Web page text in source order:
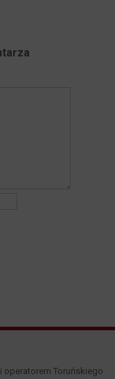
operatorem Toruńskiego